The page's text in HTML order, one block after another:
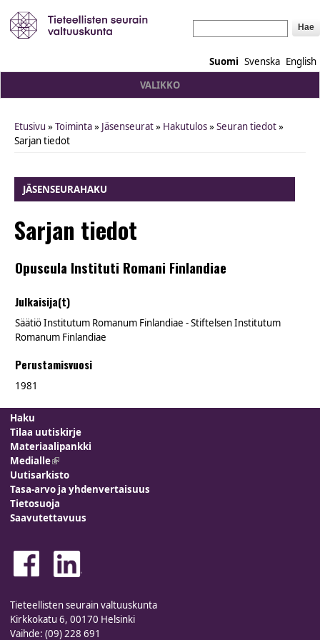
Suomi Svenska English
VALIKKO
You are here
Etusivu»Toiminta» Jäsenseurat» Hakutulos»Seuran tiedot»
Sarjan tiedot
JÄSENSEURAHAKU
Sarjan tiedot
Opuscula Instituti Romani Finlandiae
Julkaisija(t)
Säätiö Institutum Romanum Finlandiae - Stiftelsen Institutum
Romanum Finlandiae
Perustamisvuosi
1981
Haku
Tilaa uutiskirje
Materiaalipankki
Medialle(link is external)
Uutisarkisto
Tasa-arvo ja yhdenvertaisuus
Tietosuoja
Saavutettavuus
Tieteellisten seurain valtuuskunta
Kirkkokatu 6, 00170 Helsinki
Vaihde: (09) 228 691